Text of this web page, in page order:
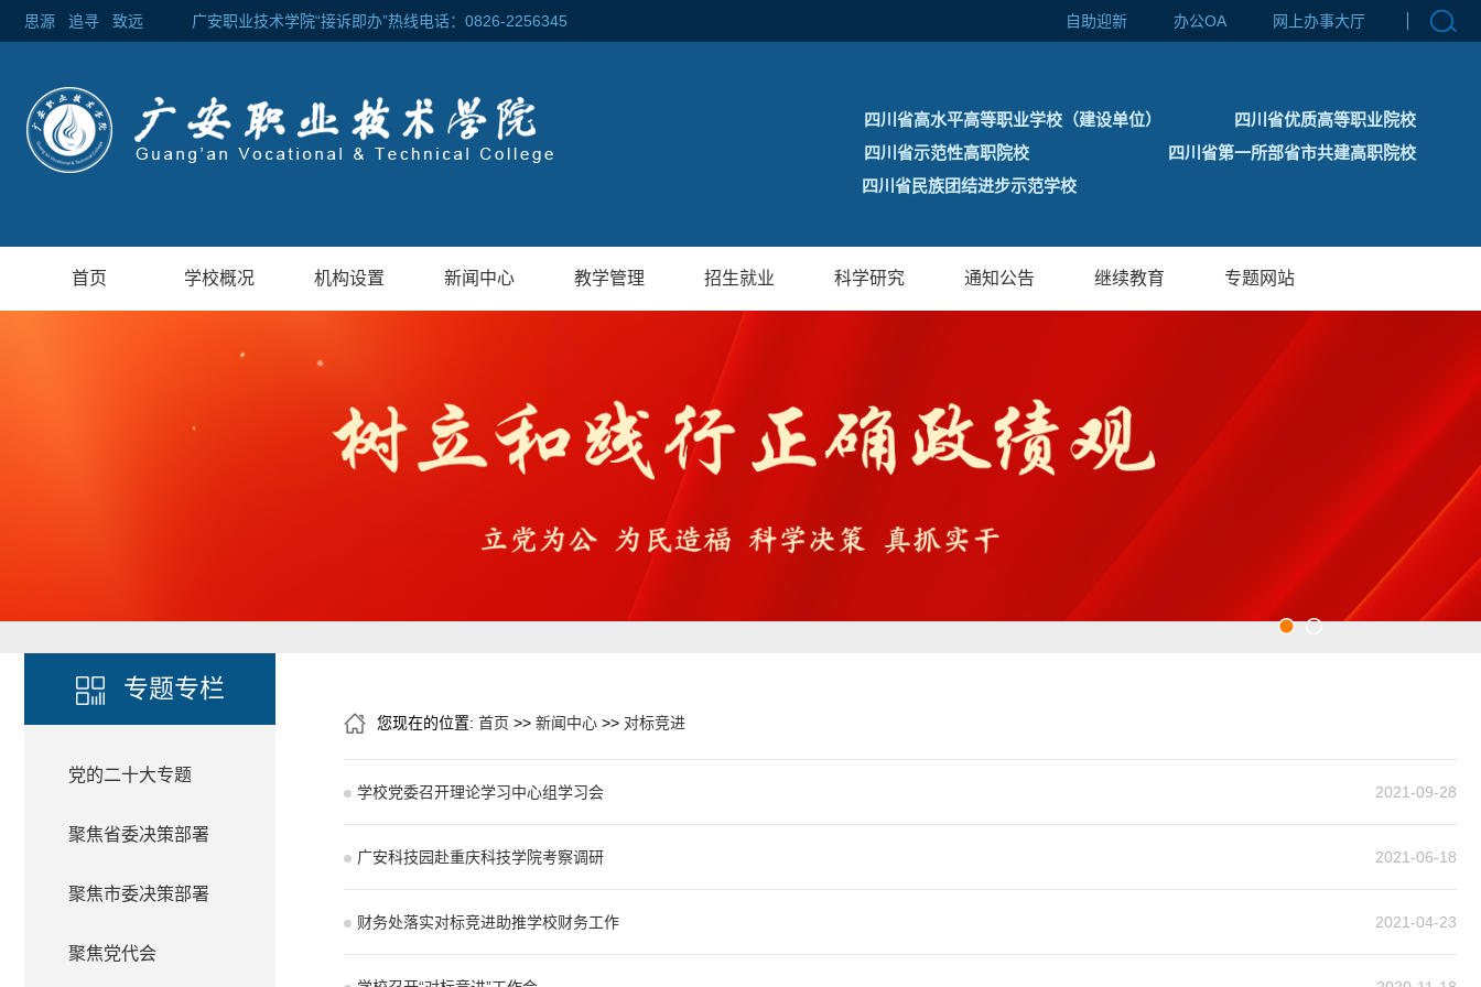
思源 追寻 致远 广安职业技术学院“接诉即办”热线电话：0826-2256345 自助迎新 办公OA 网上办事大厅
四川省高水平高等职业学校（建设单位）
四川省优质高等职业院校
四川省示范性高职院校
四川省第一所部省市共建高职院校
四川省民族团结进步示范学校
首页 学校概况 机构设置 新闻中心 教学管理 招生就业 科学研究 通知公告 继续教育 专题网站
专题专栏
党的二十大专题
聚焦省委决策部署
聚焦市委决策部署
聚焦党代会
您现在的位置: 首页 >> 新闻中心 >> 对标竞进
2021-09-28
学校党委召开理论学习中心组学习会
2021-06-18
广安科技园赴重庆科技学院考察调研
2021-04-23
财务处落实对标竞进助推学校财务工作